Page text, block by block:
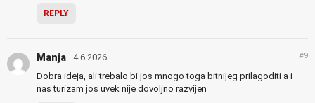
REPLY
Manja 4.6.2026 #9
Dobra ideja, ali trebalo bi jos mnogo toga bitnijeg prilagoditi a i
nas turizam jos uvek nije dovoljno razvijen